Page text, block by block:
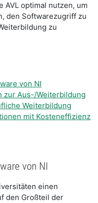
AVL optimal nutzen, um
den Softwarezugriff zu
zu
von NI
zur Aus-/Weiterbildung
Weiterbildung
mit Kosteneffizienz
von NI
einen
den Großteil der